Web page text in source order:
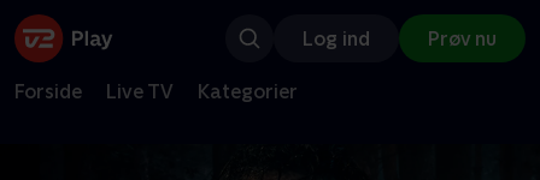
Log ind Prøv nu
Forside Live TV Kategorier